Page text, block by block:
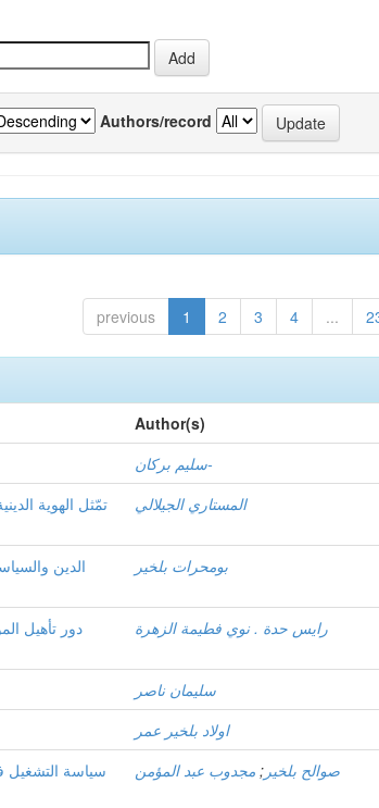
Authors/record
previous 1 2 3 4 ...
Author(s)
سليم بركان-
تمّثل الهوية
المستاري الجيلالي
الدين
بومحرات بلخير
دور تأهيل
رايس حدة . نوي فطيمة الزهرة
سليمان ناصر
اولاد بلخير عمر
صوالح بلخير ; مجدوب عبد المؤمن